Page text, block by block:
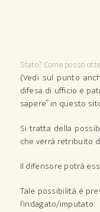
Stato? Come posso
(Vedi sul punto
difesa di ufficio e
sapere” in questo
Si tratta della
che verrà retribuito
Il difensore potrà
Tale possibilità è
l’indagato/imputato.